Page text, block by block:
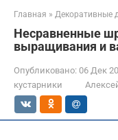
Главная » Декоративные
Несравненные
выращивания и
Опубликовано: 06 Дек
кустарники